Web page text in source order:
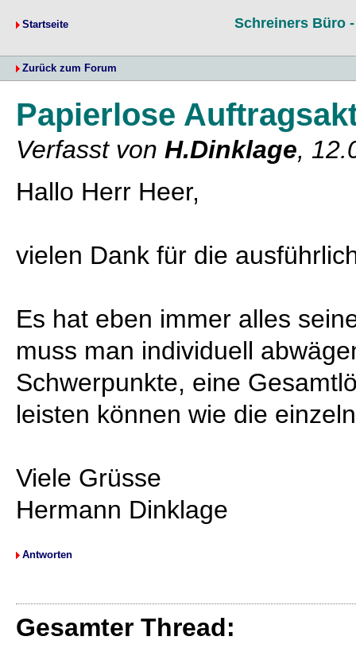
Startseite Schreiners Büro
Zurück zum Forum
Papierlose
Verfasst von H.Dinklage,
Hallo Herr Heer,
vielen Dank für die
Es hat eben immer alles
muss man individuell
Schwerpunkte, eine
leisten können wie die
Viele Grüsse
Hermann Dinklage
Antworten
Gesamter Thread: